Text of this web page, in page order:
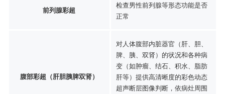
前列腺彩超
检查男性前列腺等形态功能是否
正常
腹部彩超（肝胆胰脾双肾）
对人体腹部内脏器官（肝、胆、
脾、胰、双肾）的状况和各种病
变（如肿瘤、结石、积水、脂肪
肝等）提供高清晰度的彩色动态
超声断层图像判断，依病灶周围